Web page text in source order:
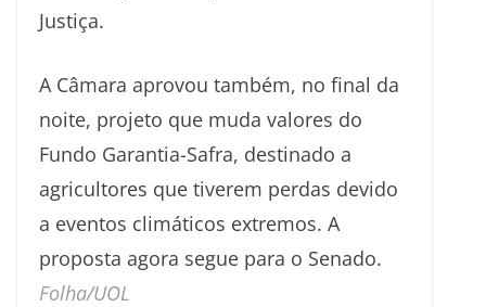
Justiça.
A Câmara aprovou também, no final da
noite, projeto que muda valores do
Fundo Garantia-Safra, destinado a
agricultores que tiverem perdas devido
a eventos climáticos extremos. A
proposta agora segue para o Senado.
Folha/UOL